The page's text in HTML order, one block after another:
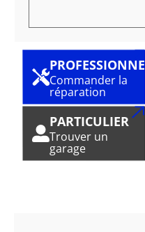
PROFESSIONNEL
Commander la
réparation
PARTICULIER
Trouver un
garage